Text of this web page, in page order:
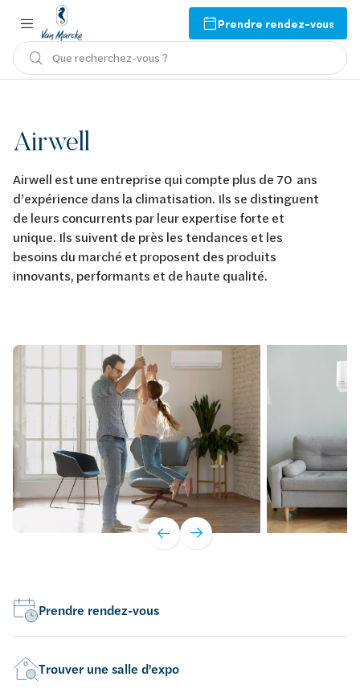
Prendre rendez-vous
Que recherchez-vous ?
Airwell
Airwell est une entreprise qui compte plus de 70 ans
d’expérience dans la climatisation. Ils se distinguent
de leurs concurrents par leur expertise forte et
unique. Ils suivent de près les tendances et les
besoins du marché et proposent des produits
innovants, performants et de haute qualité.
Prendre rendez-vous
Trouver une salle d'expo